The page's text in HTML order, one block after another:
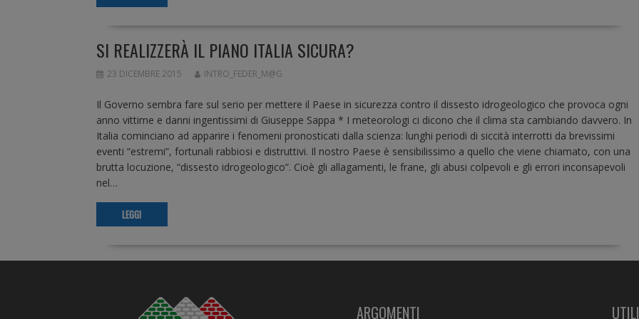
SI REALIZZERÀ IL PIANO ITALIA SICURA?
23 DICEMBRE 2015 INTRO_FEDER_M@G
Il Governo sembra fare sul serio per mettere il Paese in sicurezza contro il dissesto idrogeologico che provoca ogni
anno vittime e danni ingentissimi di Giuseppe Sappa * I meteorologi ci dicono che il clima sta cambiando davvero. In
Italia cominciano ad apparire i fenomeni pronosticati dalla scienza: lunghi periodi di siccità interrotti da brevissimi
eventi “estremi”, fortunali rabbiosi e distruttivi. Il nostro Paese è sensibilissimo a quello che viene chiamato, con una
brutta locuzione, “dissesto idrogeologico”. Cioè gli allagamenti, le frane, gli abusi colpevoli e gli errori inconsapevoli
nel…
LEGGI
ARGOMENTI